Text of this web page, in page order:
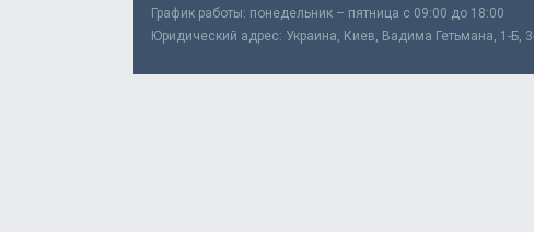
График работы: понедельник – пятница с 09:00 до 18:00
Юридический адрес: Украина, Киев, Вадима Гетьмана, 1-Б,